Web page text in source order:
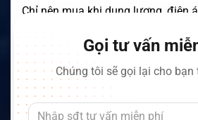
Chỉ nên mua khi dung lượng, điện
Có thể sạc nhiều pin cùng lúc
Có. Iridium giới thiệu bộ sạc
cho pin 9555.
Gọi tư vấn
Chúng tôi sẽ gọi lại cho bạn